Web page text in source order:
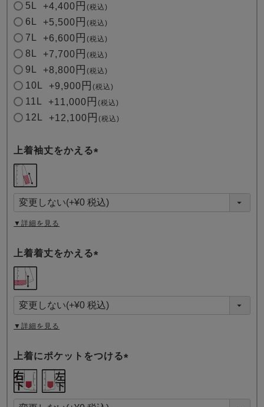
5L +4,400 税込
6L +5,500 税込
7L +6,600 税込
8L +7,700 税込
9L +8,800 税込
10L +9,900 税込
11L +11,000 税込
12L +12,100 税込
上着袖丈をかえる
須
)
▼詳細を見る
上着着丈をかえる
須
)
▼詳細を見る
上着にポケットをつける
須